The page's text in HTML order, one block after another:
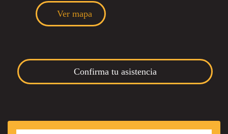
Ver mapa
Confirma tu asistencia